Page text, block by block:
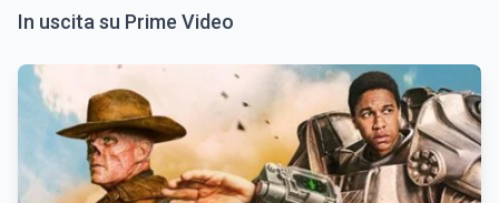
In uscita su Prime Video